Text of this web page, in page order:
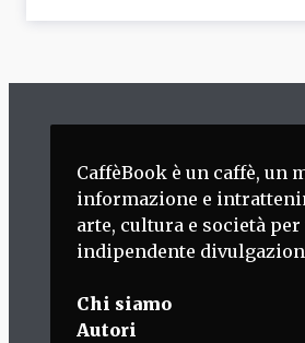
CaffèBook è un caffè, un
informazione e
arte, cultura e società per
indipendente
Chi siamo
Autori